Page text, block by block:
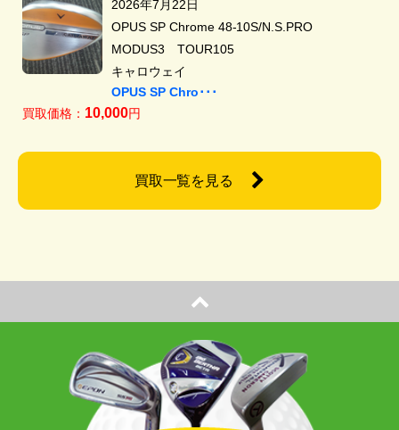
2026年7月22日
OPUS SP Chrome 48-10S/N.S.PRO
MODUS3 TOUR105
キャロウェイ
OPUS SP Chro･･･
買取価格： 10,000円
買取一覧を見る